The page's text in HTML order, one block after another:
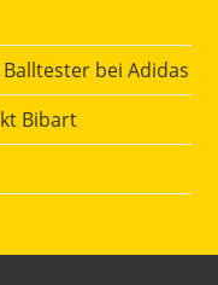
bei Adidas
Bibart